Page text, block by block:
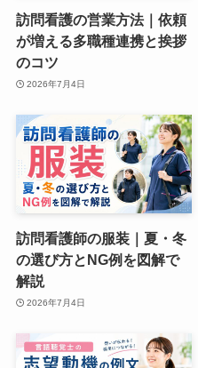
訪問看護の営業方法｜依頼
が増える多職種連携と挨拶
のコツ
2026年7月4日
訪問看護師の服装｜夏・冬
の選び方とNG例を図解で
解説
2026年7月4日